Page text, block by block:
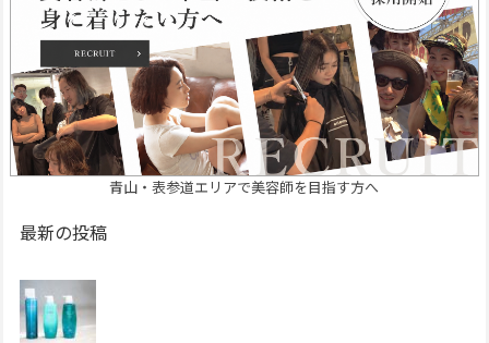
青山・表参道エリアで美容師を目指す方へ
最新の投稿